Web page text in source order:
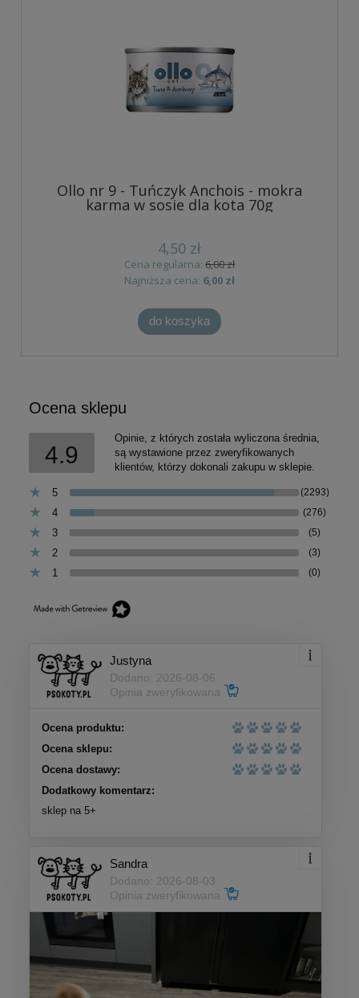
Ollo nr 9 - Tuńczyk Anchois - mokra
karma w sosie dla kota 70g
4,50 zł
Cena regularna: 6,00 zł
Najniższa cena: 6,00 zł
do koszyka
Ocena sklepu
4.9
Opinie, z których została wyliczona średnia,
są wystawione przez zweryfikowanych
klientów, którzy dokonali zakupu w sklepie.
5 (2293)
4 (276)
3 (5)
2 (3)
1 (0)
Justyna
Dodano: 2026-08-06
Opinia zweryfikowana
Ocena produktu:
Ocena sklepu:
Ocena dostawy:
Dodatkowy komentarz:
sklep na 5+
Sandra
Dodano: 2026-08-03
Opinia zweryfikowana